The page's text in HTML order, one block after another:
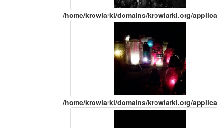
/home/krowiarki/domains/krowiarki.org/
/home/krowiarki/domains/krowiarki.org/